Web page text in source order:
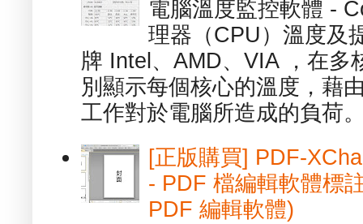
電腦溫度監控軟體 -
理器（CPU）溫度及
牌 Intel、AMD、VIA ，在多
別顯示每個核心的溫度，藉
工作對於電腦所造成的負荷
[正版購買] PDF-
- PDF 檔編輯軟體標
PDF 編輯軟體)